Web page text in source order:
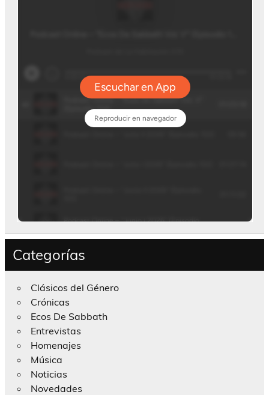
Categorías
Clásicos del Género
Crónicas
Ecos De Sabbath
Entrevistas
Homenajes
Música
Noticias
Novedades